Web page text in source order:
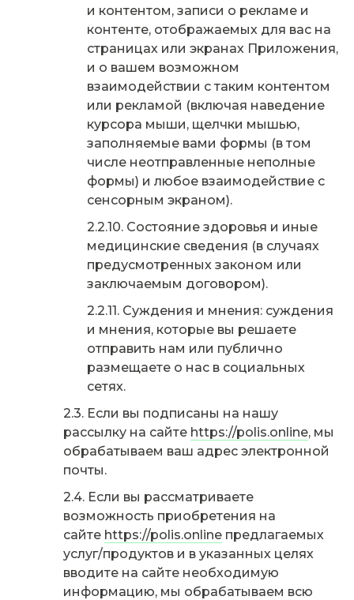
и контентом, записи о рекламе и
контенте, отображаемых для вас на
страницах или экранах Приложения,
и о вашем возможном
взаимодействии с таким контентом
или рекламой (включая наведение
курсора мыши, щелчки мышью,
заполняемые вами формы (в том
числе неотправленные неполные
формы) и любое взаимодействие с
сенсорным экраном).
Состояние здоровья и иные
медицинские сведения (в случаях
предусмотренных законом или
заключаемым договором).
Суждения и мнения: суждения
и мнения, которые вы решаете
отправить нам или публично
размещаете о нас в социальных
сетях.
Если вы подписаны на нашу
рассылку на сайте https://polis.online, мы
обрабатываем ваш адрес электронной
почты.
Если вы рассматриваете
возможность приобретения на
сайте https://polis.online предлагаемых
услуг/продуктов и в указанных целях
вводите на сайте необходимую
информацию, мы обрабатываем всю